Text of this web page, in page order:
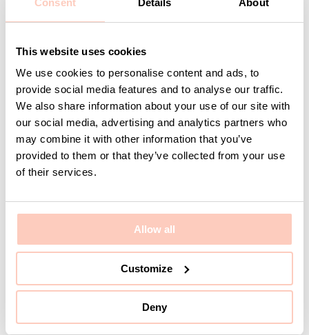
This website uses cookies
We use cookies to personalise content and ads, to
provide social media features and to analyse our traffic.
We also share information about your use of our site with
our social media, advertising and analytics partners who
may combine it with other information that you’ve
provided to them or that they’ve collected from your use
of their services.
Allow all
Customize
Deny
Kontakta KUMI
Är ni ute efter en specifik produkt eller kanske en
helhetslösning just för er? Vi hjälper er med allt från
produkter, idéer och orders till att utforma bra
lösningar efter just ert behov eller projekt.
Vi finns här som ett team hela vägen så ni kan känna
er trygga med hjälp och support.
E-post